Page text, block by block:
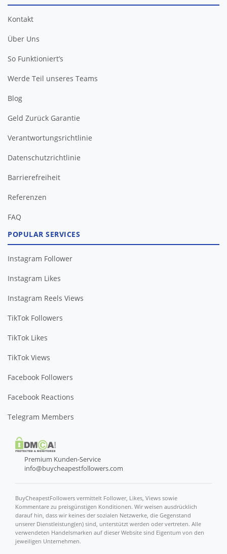
Kontakt
Über Uns
So Funktioniert’s
Werde Teil unseres Teams
Blog
Geld Zurück Garantie
Verantwortungsrichtlinie
Datenschutzrichtlinie
Barrierefreiheit
FAQ
POPULAR SERVICES
Instagram Follower
Instagram Likes
Instagram Reels Views
TikTok Followers
TikTok Likes
TikTok Views
Facebook Followers
Facebook Reactions
Telegram Members
Premium Kunden-Service
info@buycheapestfollowers.com
BuyCheapestFollowers vermittelt Follower, Likes, Views sowie
Kommentare zu preisgünstigen Konditionen. Wir weisen ausdrücklich
darauf hin, dass wir keines der sozialen Netzwerke, die Gegenstand
unserer Dienstleistung(en) sind, unterstützt werden oder vertreten. Alle
verwendeten Handelsmarken auf dieser Website sind Eigentum von den
jeweiligen Unternehmen.